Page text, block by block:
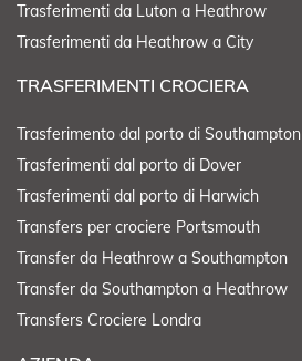
Trasferimenti da Luton a Heathrow
Trasferimenti da Heathrow a City
TRASFERIMENTI CROCIERA
Trasferimento dal porto di Southampton
Trasferimenti dal porto di Dover
Trasferimenti dal porto di Harwich
Transfers per crociere Portsmouth
Transfer da Heathrow a Southampton
Transfer da Southampton a Heathrow
Transfers Crociere Londra